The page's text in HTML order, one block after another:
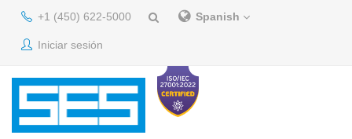
+1 (450) 622-5000 Spanish
Iniciar sesión